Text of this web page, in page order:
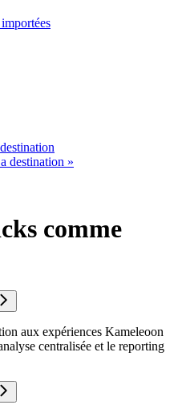
destination »
comme
aux expériences Kameleoon
centralisée et le reporting